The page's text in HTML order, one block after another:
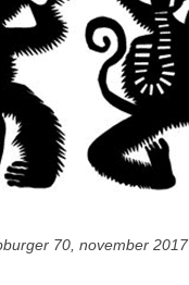
70, november 2017